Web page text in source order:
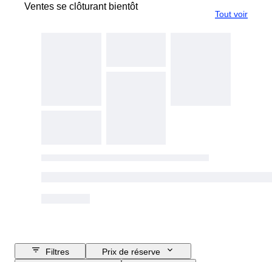
Ventes se clôturant bientôt
Tout voir
Filtres
Prix de réserve